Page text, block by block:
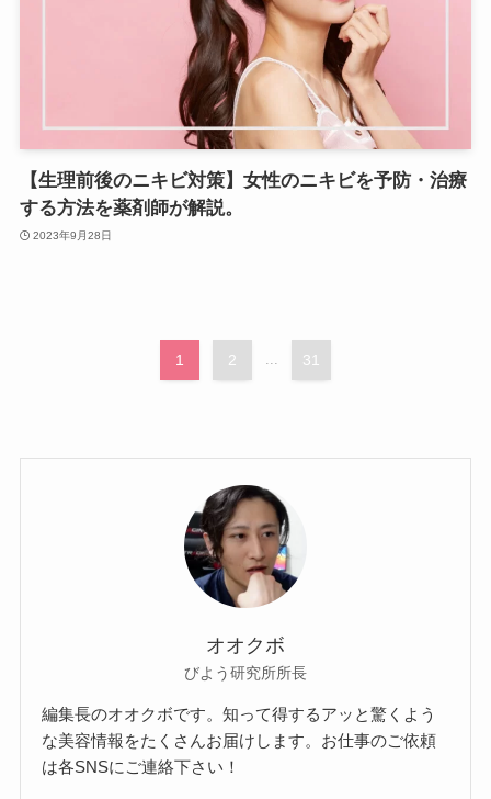
【生理前後のニキビ対策】女性のニキビを予防・治療
する方法を薬剤師が解説。
2023年9月28日
1 2 ... 31
オオクボ
びよう研究所所長
編集長のオオクボです。知って得するアッと驚くよう
な美容情報をたくさんお届けします。お仕事のご依頼
は各SNSにご連絡下さい！